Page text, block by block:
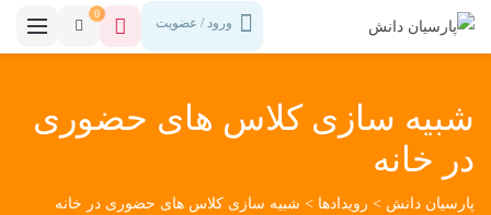
ورود / عضویت
0
شبیه سازی کلاس های حضوری
در خانه
پارسیان دانش > رویدادها > شبیه سازی کلاس های حضوری در خانه